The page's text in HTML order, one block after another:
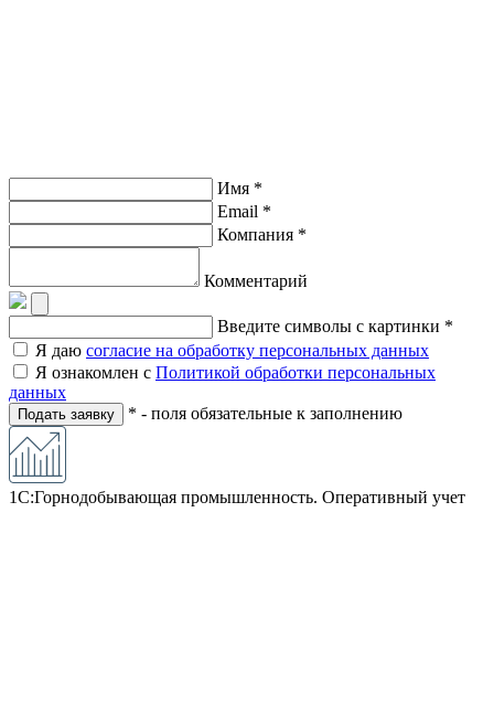
Имя *
Email *
Компания *
Комментарий
Введите символы с картинки *
Я даю согласие на обработку персональных данных
Я ознакомлен с Политикой обработки персональных
данных
Подать заявку * - поля обязательные к заполнению
1С:Горнодобывающая промышленность. Оперативный учет